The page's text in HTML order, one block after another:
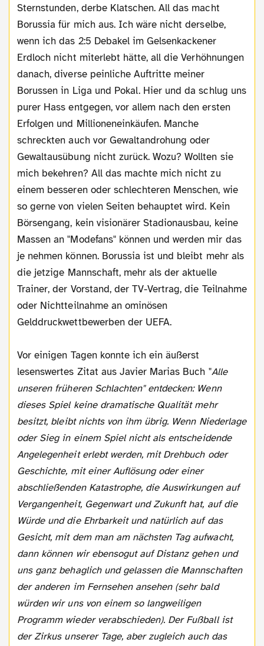
Sternstunden, derbe Klatschen. All das macht
Borussia für mich aus. Ich wäre nicht derselbe,
wenn ich das 2:5 Debakel im Gelsenkackener
Erdloch nicht miterlebt hätte, all die Verhöhnungen
danach, diverse peinliche Auftritte meiner
Borussen in Liga und Pokal. Hier und da schlug uns
purer Hass entgegen, vor allem nach den ersten
Erfolgen und Millioneneinkäufen. Manche
schreckten auch vor Gewaltandrohung oder
Gewaltausübung nicht zurück. Wozu? Wollten sie
mich bekehren? All das machte mich nicht zu
einem besseren oder schlechteren Menschen, wie
so gerne von vielen Seiten behauptet wird. Kein
Börsengang, kein visionärer Stadionausbau, keine
Massen an "Modefans" können und werden mir das
je nehmen können. Borussia ist und bleibt mehr als
die jetzige Mannschaft, mehr als der aktuelle
Trainer, der Vorstand, der TV-Vertrag, die Teilnahme
oder Nichtteilnahme an ominösen
Gelddruckwettbewerben der UEFA.
Vor einigen Tagen konnte ich ein äußerst
lesenswertes Zitat aus Javier Marias Buch "Alle
unseren früheren Schlachten" entdecken: Wenn
dieses Spiel keine dramatische Qualität mehr
besitzt, bleibt nichts von ihm übrig. Wenn Niederlage
oder Sieg in einem Spiel nicht als entscheidende
Angelegenheit erlebt werden, mit Drehbuch oder
Geschichte, mit einer Auflösung oder einer
abschließenden Katastrophe, die Auswirkungen auf
Vergangenheit, Gegenwart und Zukunft hat, auf die
Würde und die Ehrbarkeit und natürlich auf das
Gesicht, mit dem man am nächsten Tag aufwacht,
dann können wir ebensogut auf Distanz gehen und
uns ganz behaglich und gelassen die Mannschaften
der anderen im Fernsehen ansehen (sehr bald
würden wir uns von einem so langweiligen
Programm wieder verabschieden). Der Fußball ist
der Zirkus unserer Tage, aber zugleich auch das